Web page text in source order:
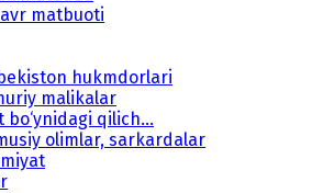
matbuoti
hukmdorlari
malikalar
bo‘ynidagi qilich...
olimlar, sarkardalar